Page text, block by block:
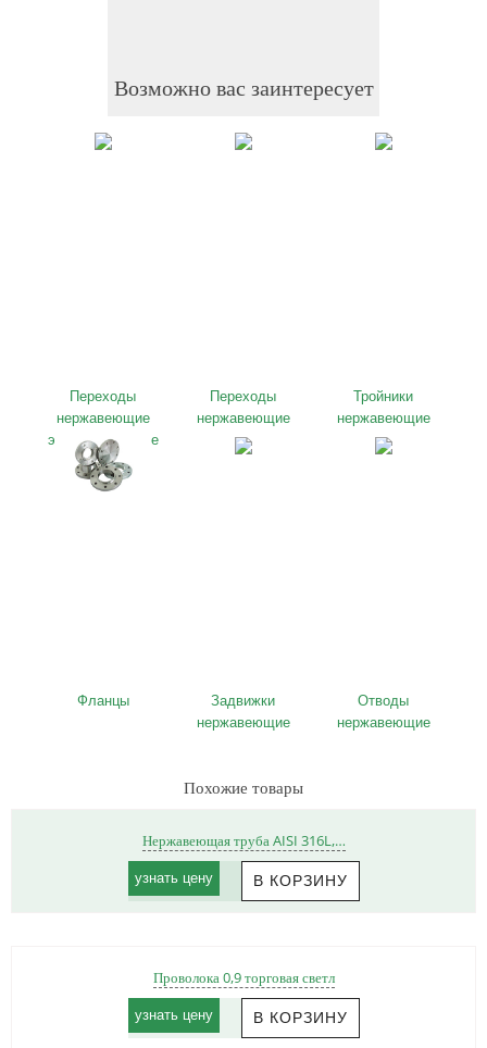
Возможно вас заинтересует
Переходы
нержавеющие
эксцентрические
Переходы
нержавеющие
Тройники
нержавеющие
Фланцы
Задвижки
нержавеющие
Отводы
нержавеющие
Похожие товары
Нержавеющая труба AISI 316L,…
узнать цену
Проволока 0,9 торговая светл
узнать цену